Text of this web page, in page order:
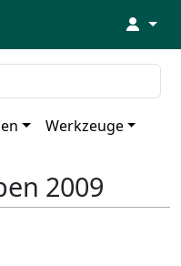
↓
Werkzeuge
2009